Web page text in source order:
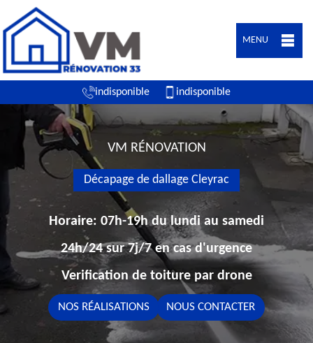
MENU
indisponible indisponible
VM RÉNOVATION
Décapage de dallage Cleyrac
Horaire: 07h-19h du lundi au samedi
24h/24 sur 7j/7 en cas d'urgence
Verification de toiture par drone
NOS RÉALISATIONS NOUS CONTACTER